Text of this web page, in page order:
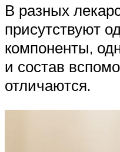
В разных
присутствуют
компоненты,
и состав
отличаются.